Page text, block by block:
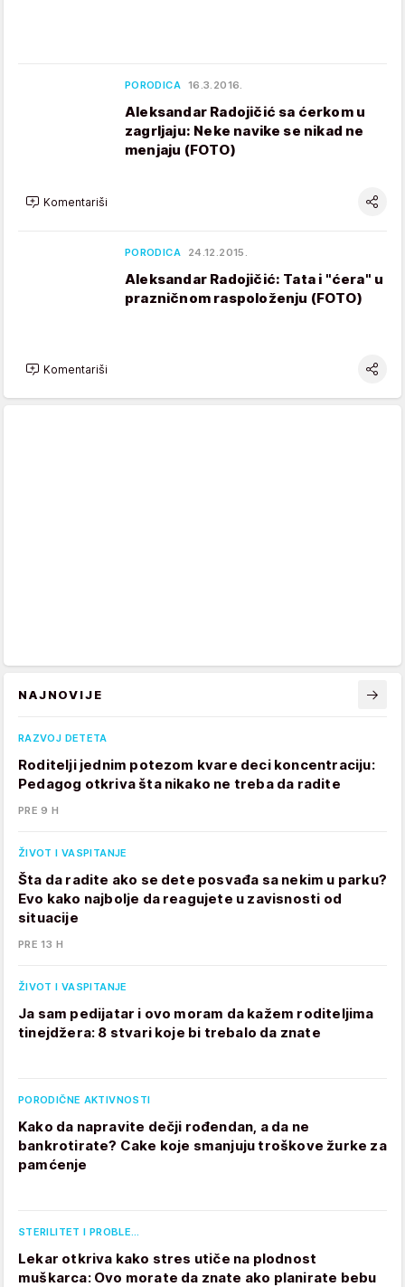
PORODICA 16.3.2016.
Aleksandar Radojičić sa ćerkom u
zagrljaju: Neke navike se nikad ne
menjaju (FOTO)
Komentariši
PORODICA 24.12.2015.
Aleksandar Radojičić: Tata i "ćera" u
prazničnom raspoloženju (FOTO)
Komentariši
NAJNOVIJE
RAZVOJ DETETA
Roditelji jednim potezom kvare deci koncentraciju:
Pedagog otkriva šta nikako ne treba da radite
PRE 9 H
ŽIVOT I VASPITANJE
Šta da radite ako se dete posvađa sa nekim u parku?
Evo kako najbolje da reagujete u zavisnosti od
situacije
PRE 13 H
ŽIVOT I VASPITANJE
Ja sam pedijatar i ovo moram da kažem roditeljima
tinejdžera: 8 stvari koje bi trebalo da znate
PORODIČNE AKTIVNOSTI
Kako da napravite dečji rođendan, a da ne
bankrotirate? Cake koje smanjuju troškove žurke za
pamćenje
STERILITET I PROBLE…
Lekar otkriva kako stres utiče na plodnost
muškarca: Ovo morate da znate ako planirate bebu